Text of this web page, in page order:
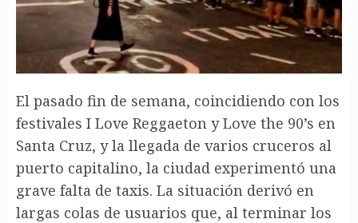
El pasado fin de semana, coincidiendo con los
festivales I Love Reggaeton y Love the 90’s en
Santa Cruz, y la llegada de varios cruceros al
puerto capitalino, la ciudad experimentó una
grave falta de taxis. La situación derivó en
largas colas de usuarios que, al terminar los